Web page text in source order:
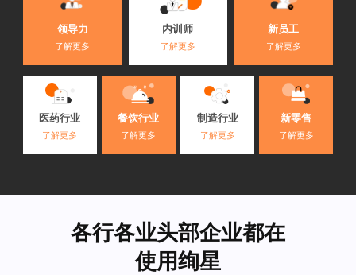
领导力
了解更多
内训师
了解更多
新员工
了解更多
医药行业
了解更多
餐饮行业
了解更多
制造行业
了解更多
新零售
了解更多
各行各业头部企业都在
使用绚星